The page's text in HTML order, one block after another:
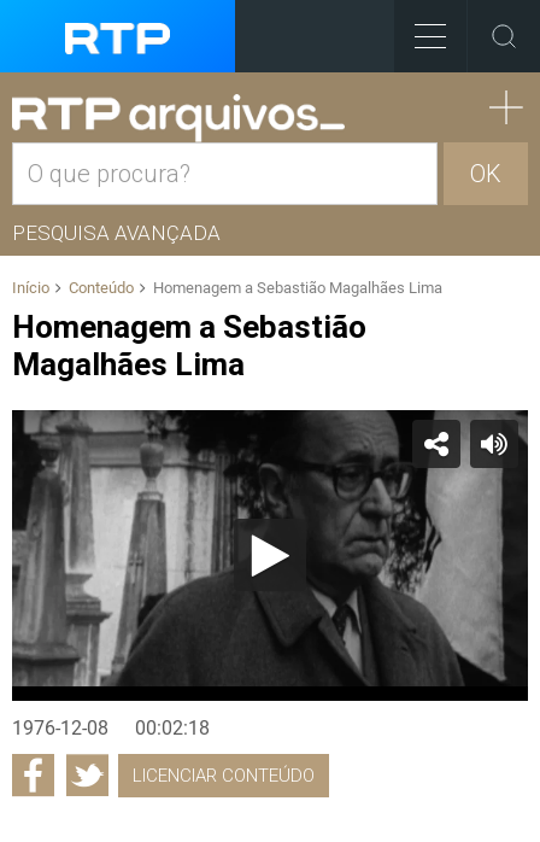
OK
PESQUISA AVANÇADA
Início Conteúdo Homenagem a Sebastião Magalhães Lima
Homenagem a Sebastião
Magalhães Lima
1976-12-08 00:02:18
LICENCIAR CONTEÚDO